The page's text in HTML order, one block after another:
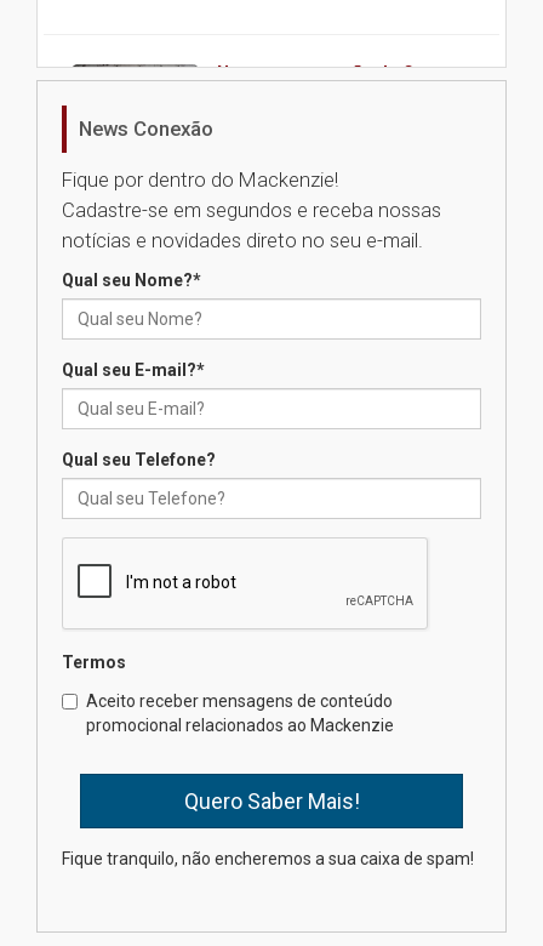
Nova apresentação do Centro
Universidade Mackenzie
realizará nova edição da Feira
das novas tecnologias em
calouros do segundo semestre
04.08.2026
Brasília prepara seus
estudantes para o PAS antes
mesmo do Ensino Médio
na educação dos filhos além da
News Conexão
Fique por dentro do Mackenzie!
Cadastre-se em segundos e receba nossas
notícias e novidades direto no seu e-mail.
Qual seu Nome?*
Qual seu E-mail?*
Qual seu Telefone?
Termos
Aceito receber mensagens de conteúdo
promocional relacionados ao Mackenzie
Fique tranquilo, não encheremos a sua caixa de spam!